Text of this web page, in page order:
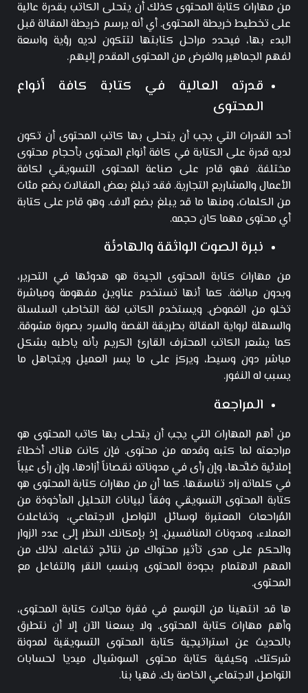
من مهارات كتابة المحتوى كذلك أن يتحلى الكاتب بقدرة عالية
على تخطيط خريطة المحتوى. أي أنه يرسم خريطة المقالة قبل
البدء بها، فيحدد مراحل كتابتها لتتكون لديه رؤية واسعة
لفهم الجماهير والغرض من المحتوى المقدم إليهم.
قدرته العالية في كتابة كافة أنواع
المحتوى
أحد القدرات التي يجب أن يتحلى بها كاتب المحتوى أن تكون
لديه قدرة على الكتابة في كافة أنواع المحتوى بأحجام محتوى
مختلفة. فهو قادر على صناعة المحتوى التسويقي لكافة
الأعمال والمشاريع التجارية. فقد تبلغ بعض المقالات بضع مئات
من الكلمات، ومنها ما قد يبلغ بضع آلاف. وهو قادر على كتابة
أي محتوى مهما كان حجمه.
نبرة الصوت الواثقة والهادئة
من مهارات كتابة المحتوى الجيدة هو هدوئها في التحرير،
وبدون مبالغة. كما أنها تستخدم عناوين مفهومة ومباشرة
تخلو من الغموض. ويستخدم الكاتب لغة التخاطب السلسلة
والسهلة لرواية المقالة بطريقة القصة والسرد بصورة مشوقة.
كما يشعر الكاتب المحترف القارئ الكريم بأنه ياطبه بشكل
مباشر دون وسيط، ويركز على ما يسر العميل ويتجاهل ما
يسبب له النفور.
المراجعة
من أهم المهارات التي يجب أن يتحلى بها كاتب المحتوى هو
مراجعته لما كتبه وقدمه من محتوى. فإن كانت هناك أخطاءً
إملائية صَلَّحها، وإن رأى في مدوناته نقصاناً أزادها، وإن رأى عيباً
في كلماته زاد تناسقها. كما أن من مهارات كتابة المحتوى هو
كتابة المحتوى التسويقي وفقاً لبيانات التحليل المأخوذة من
المُراحعات المعتبرة لوسائل التواصل الاجتماعي، وتفاعلات
العملاء، ومدونات المنافسين. إذ بإمكانك النظر إلى عدد الزوار
والحكم على مدى تأثير محتواك من نتائج تفاعله. لذلك من
المهم الاهتمام بجودة المحتوى وبنسب النقر والتفاعل مع
المحتوى.
ها قد انتهينا من التوسع في فقرة مجالات كتابة المحتوى،
وأهم مهارات كتابة المحتوى. ولا يسعنا الآن إلا أن نتطرق
بالحديث عن استراتيجية كتابة المحتوى التسويقية لمدونة
شركتك، وكيفية كتابة محتوى السوشيال ميديا لحسابات
التواصل الاجتماعي الخاصة بك. فهيا بنا.